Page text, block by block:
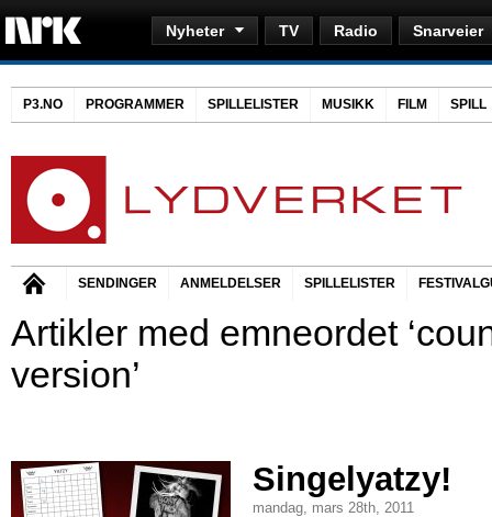
Nyheter TV Radio Snarveier
P3.NO PROGRAMMER SPILLELISTER MUSIKK FILM SPILL
SENDINGER ANMELDELSER SPILLELISTER
Artikler med emneordet
version’
Singelyatzy!
mandag, mars 28th, 2011